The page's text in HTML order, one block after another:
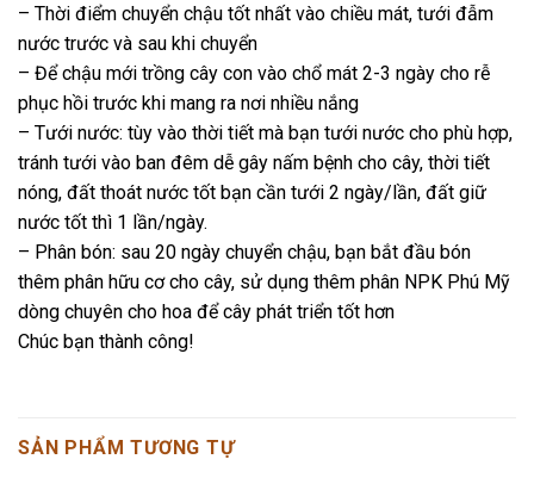
– Thời điểm chuyển chậu tốt nhất vào chiều mát, tưới đẫm
nước trước và sau khi chuyển
– Để chậu mới trồng cây con vào chổ mát 2-3 ngày cho rễ
phục hồi trước khi mang ra nơi nhiều nắng
– Tưới nước: tùy vào thời tiết mà bạn tưới nước cho phù hợp,
tránh tưới vào ban đêm dễ gây nấm bệnh cho cây, thời tiết
nóng, đất thoát nước tốt bạn cần tưới 2 ngày/lần, đất giữ
nước tốt thì 1 lần/ngày.
– Phân bón: sau 20 ngày chuyển chậu, bạn bắt đầu bón
thêm phân hữu cơ cho cây, sử dụng thêm phân NPK Phú Mỹ
dòng chuyên cho hoa để cây phát triển tốt hơn
Chúc bạn thành công!
SẢN PHẨM TƯƠNG TỰ